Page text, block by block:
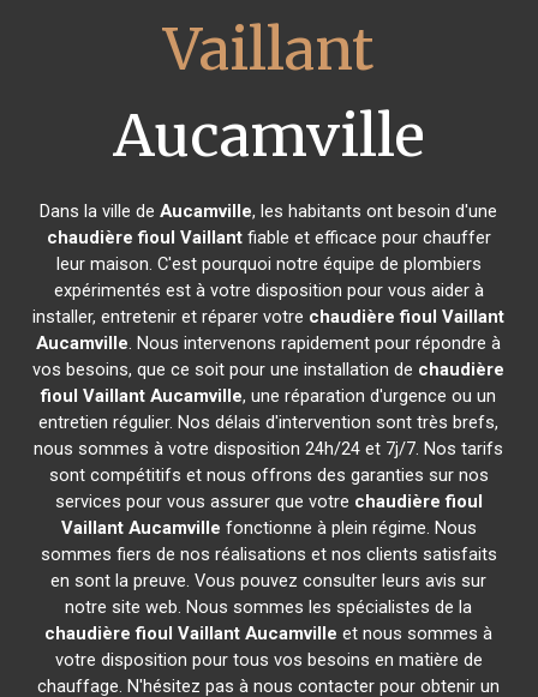
Vaillant
Aucamville
Dans la ville deAucamville, les habitants ont besoin d'une
chaudière fioul Vaillantfiable et efficace pour chauffer
leur maison. C'est pourquoi notre équipe de plombiers
expérimentés est à votre disposition pour vous aider à
installer, entretenir et réparer votre chaudière fioul Vaillant
Aucamville. Nous intervenons rapidement pour répondre à
vos besoins, que ce soit pour une installation de chaudière
fioul Vaillant Aucamville, une réparation d'urgence ou un
entretien régulier. Nos délais d'intervention sont très brefs,
nous sommes à votre disposition 24h/24 et 7j/7. Nos tarifs
sont compétitifs et nous offrons des garanties sur nos
services pour vous assurer que votre chaudière fioul
Vaillant Aucamville fonctionne à plein régime. Nous
sommes fiers de nos réalisations et nos clients satisfaits
en sont la preuve. Vous pouvez consulter leurs avis sur
notre site web. Nous sommes les spécialistes de la
chaudière fioul Vaillant Aucamville et nous sommes à
votre disposition pour tous vos besoins en matière de
chauffage. N'hésitez pas à nous contacter pour obtenir un